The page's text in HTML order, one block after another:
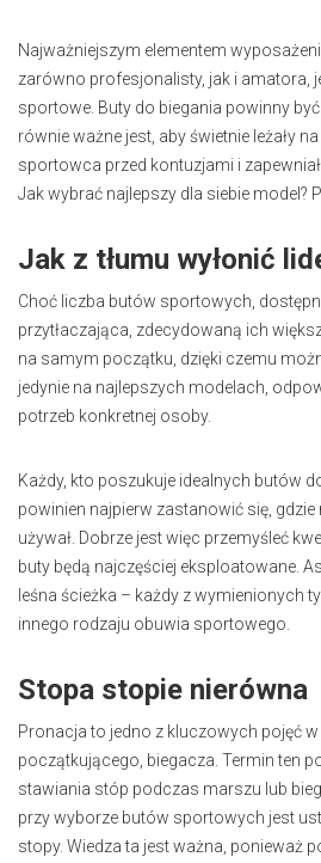
Najważniejszym elementem
zarówno profesjonalisty, jak i amatora,
sportowe. Buty do biegania powinny
równie ważne jest, aby świetnie leżały
sportowca przed kontuzjami i
Jak wybrać najlepszy dla siebie model?
Jak z tłumu wyłonić
Choć liczba butów sportowych,
przytłaczająca, zdecydowaną ich
na samym początku, dzięki czemu
jedynie na najlepszych modelach,
potrzeb konkretnej osoby.
Każdy, kto poszukuje idealnych butów
powinien najpierw zastanowić się, gdzie
używał. Dobrze jest więc przemyśleć
buty będą najczęściej eksploatowane.
leśna ścieżka – każdy z wymienionych
innego rodzaju obuwia sportowego.
Stopa stopie nierówna
Pronacja to jedno z kluczowych pojęć
początkującego, biegacza. Termin ten
stawiania stóp podczas marszu lub
przy wyborze butów sportowych jest
stopy. Wiedza ta jest ważna, ponieważ